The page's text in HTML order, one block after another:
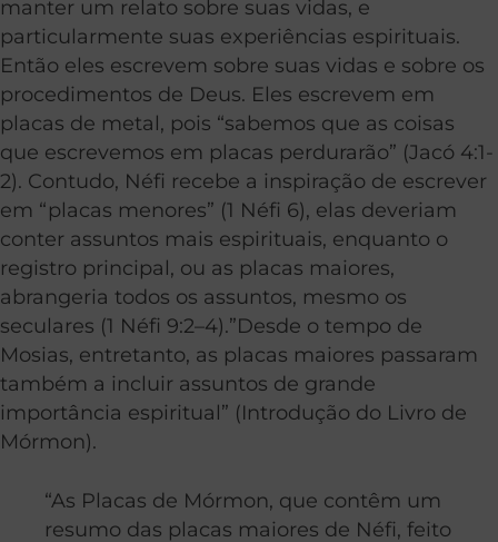
manter um relato sobre suas vidas, e
particularmente suas experiências espirituais.
Então eles escrevem sobre suas vidas e sobre os
procedimentos de Deus. Eles escrevem em
placas de metal, pois “sabemos que as coisas
que escrevemos em placas perdurarão” (Jacó 4:1-
2). Contudo, Néfi recebe a inspiração de escrever
em “placas menores” (1 Néfi 6), elas deveriam
conter assuntos mais espirituais, enquanto o
registro principal, ou as placas maiores,
abrangeria todos os assuntos, mesmo os
seculares (1 Néfi 9:2–4).”Desde o tempo de
Mosias, entretanto, as placas maiores passaram
também a incluir assuntos de grande
importância espiritual” (Introdução do Livro de
Mórmon).
“As Placas de Mórmon, que contêm um
resumo das placas maiores de Néfi, feito